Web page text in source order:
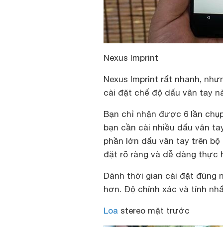
Nexus Imprint
Nexus Imprint rất nhanh,
cài đặt chế độ dấu vân tay
Bạn chỉ nhận được 6 lần
bạn cần cài nhiều dấu vân
phần lớn dấu vân tay trên
đặt rõ ràng và dễ dàng thực
Dành thời gian cài đặt đúng
hơn. Độ chính xác và tính
Loa stereo mặt trước